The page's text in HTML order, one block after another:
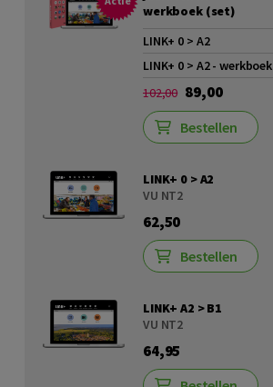
werkboek (set)
LINK+ 0 > A2
LINK+ 0 > A2 - werkboek
102,00 89,00
Bestellen
LINK+ 0 > A2
VU NT2
62,50
Bestellen
LINK+ A2 > B1
VU NT2
64,95